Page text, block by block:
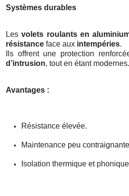
Systèmes durables
Lesvolets roulants en
résistance face aux intempéries.
Ils offrent une protection
d’intrusion, tout en étant modernes.
Avantages :
Résistance élevée.
Maintenance peu
Isolation thermique et